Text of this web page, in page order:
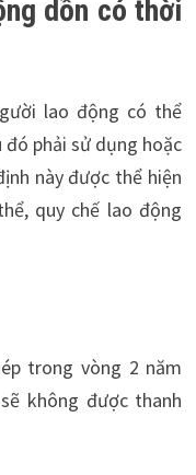
dồn có thời
lao động có thể
phải sử dụng hoặc
này được thể hiện
quy chế lao động
trong vòng 2 năm
không được thanh